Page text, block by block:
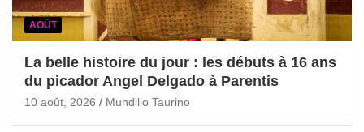
AOÛT
La belle histoire du jour : les débuts à 16 ans
du picador Angel Delgado à Parentis
10 août, 2026 Mundillo Taurino